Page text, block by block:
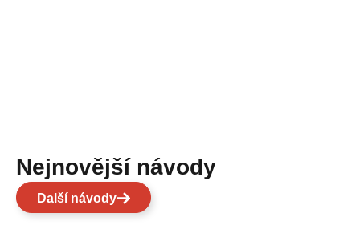
Nejnovější návody
Další návody